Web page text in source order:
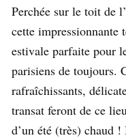
Perchée sur le toit de
cette impressionnante
estivale parfaite pour
parisiens de toujours.
rafraîchissants,
transat feront de ce
d’un été (très) chaud